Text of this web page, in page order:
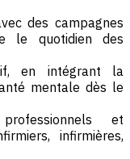
des campagnes
le quotidien des
en intégrant la
mentale dès le
et
infirmières,